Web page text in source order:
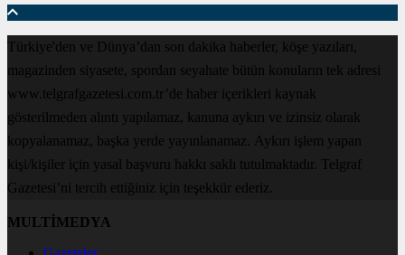
Türkiye'den ve Dünya’dan son dakika haberler, köşe yazıları,
magazinden siyasete, spordan seyahate bütün konuların tek adresi
www.telgrafgazetesi.com.tr’de haber içerikleri kaynak
gösterilmeden alıntı yapılamaz, kanuna aykırı ve izinsiz olarak
kopyalanamaz, başka yerde yayınlanamaz. Aykırı işlem yapan
kişi/kişiler için yasal başvuru hakkı saklı tutulmaktadır. Telgraf
Gazetesi’ni tercih ettiğiniz için teşekkür ederiz.
MULTİMEDYA